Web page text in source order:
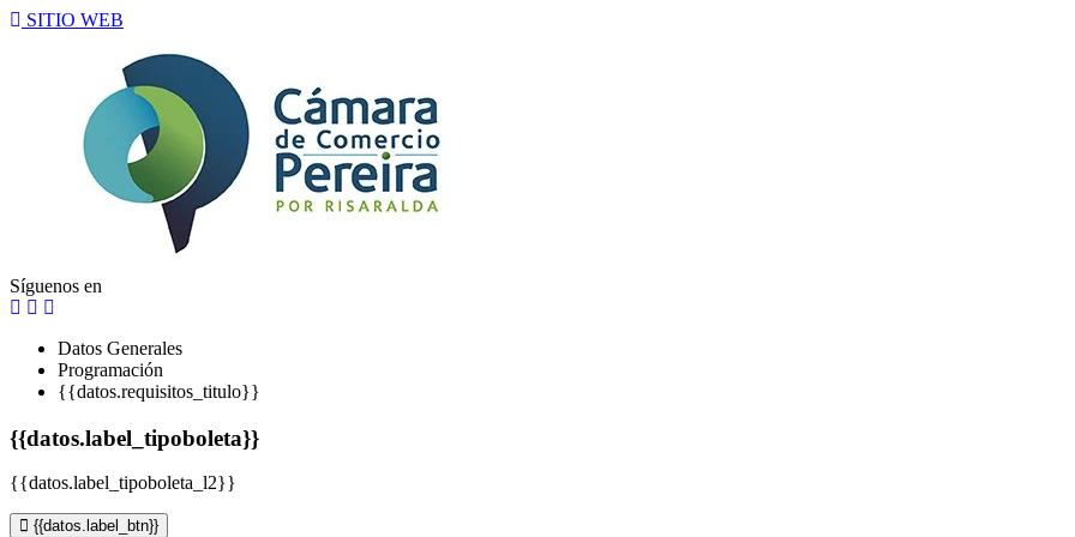
SITIO WEB
Síguenos en
Datos Generales
Programación
{{datos.requisitos_titulo}}
{{datos.label_tipoboleta}}
{{datos.label_tipoboleta_l2}}
{{datos.label_btn}}